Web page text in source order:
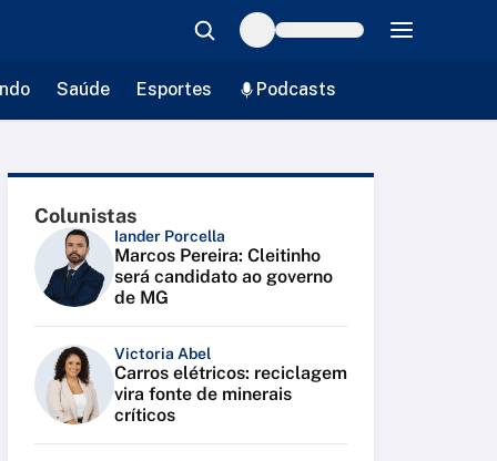
Saúde Esportes Podcasts
Colunistas
Iander Porcella
Marcos Pereira: Cleitinho
será candidato ao governo
de MG
Victoria Abel
Carros elétricos: reciclagem
vira fonte de minerais
críticos